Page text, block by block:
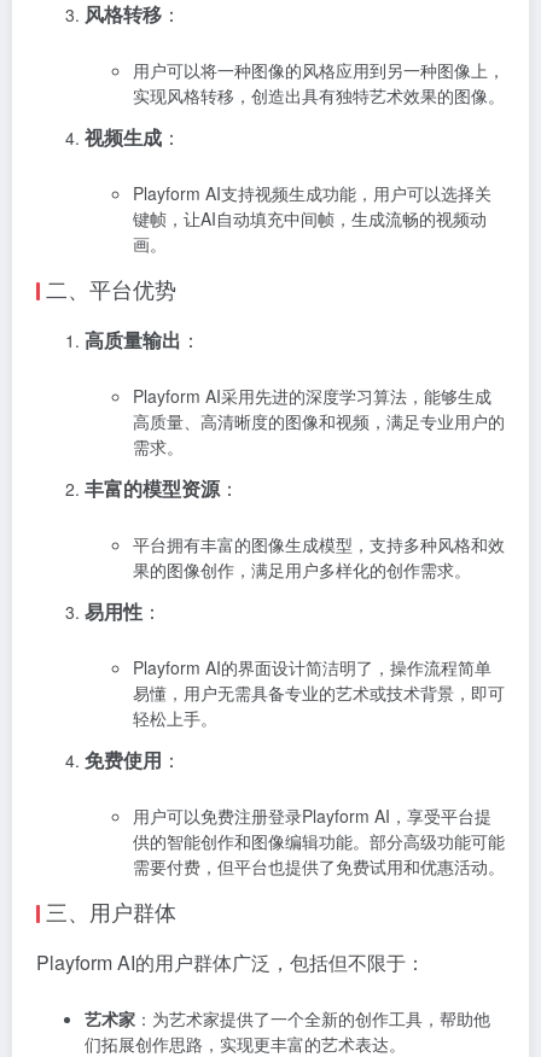
风格转移 ：
用户可以将一种图像的风格应用到另一种图像上，
实现风格转移，创造出具有独特艺术效果的图像。
视频生成 ：
Playform AI支持视频生成功能，用户可以选择关
键帧，让AI自动填充中间帧，生成流畅的视频动
画。
二、平台优势
高质量输出 ：
Playform AI采用先进的深度学习算法，能够生成
高质量、高清晰度的图像和视频，满足专业用户的
需求。
丰富的模型资源：
平台拥有丰富的图像生成模型，支持多种风格和效
果的图像创作，满足用户多样化的创作需求。
易用性 ：
Playform AI的界面设计简洁明了，操作流程简单
易懂，用户无需具备专业的艺术或技术背景，即可
轻松上手。
免费使用 ：
用户可以免费注册登录Playform AI，享受平台提
供的智能创作和图像编辑功能。部分高级功能可能
需要付费，但平台也提供了免费试用和优惠活动。
三、用户群体
Playform AI的用户群体广泛，包括但不限于：
艺术家 ：为艺术家提供了一个全新的创作工具，帮助他
们拓展创作思路，实现更丰富的艺术表达。